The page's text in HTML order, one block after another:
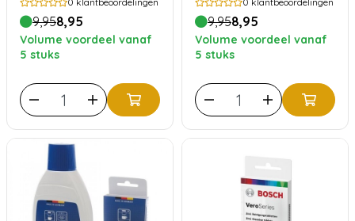
9,958,95
Volume voordeel vanaf
5 stuks
9,958,95
Volume voordeel vanaf
5 stuks